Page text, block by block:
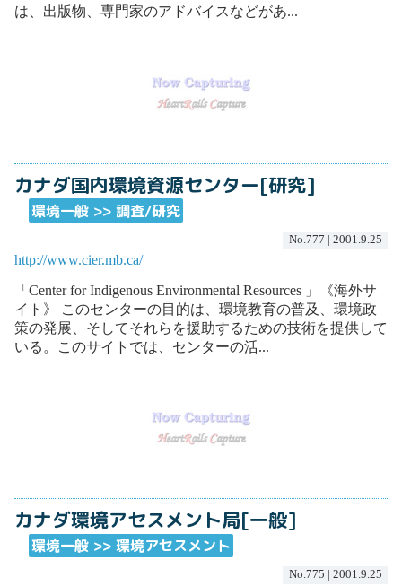
は、出版物、専門家のアドバイスなどがあ...
カナダ国内環境資源センター[研究]
環境一般 >> 調査/研究
No.777 | 2001.9.25
http://www.cier.mb.ca/
「Center for Indigenous Environmental Resources 」《海外サ
イト》 このセンターの目的は、環境教育の普及、環境政
策の発展、そしてそれらを援助するための技術を提供して
いる。このサイトでは、センターの活...
カナダ環境アセスメント局[一般]
環境一般 >> 環境アセスメント
No.775 | 2001.9.25